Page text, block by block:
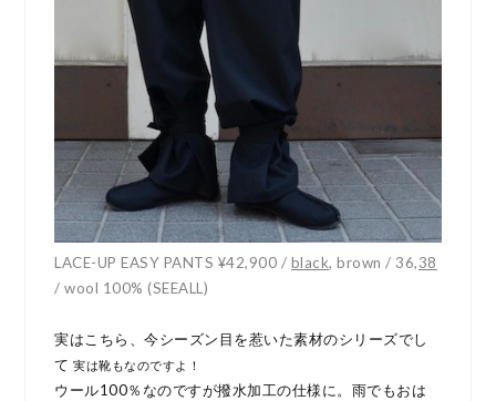
LACE-UP EASY PANTS ¥42,900 / black, brown / 36,38
/ wool 100% (SEEALL)
実はこちら、今シーズン目を惹いた素材のシリーズでし
て実は靴もなのですよ！
ウール100％なのですが撥水加工の仕様に。雨でもおは